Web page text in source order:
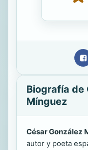
Biografía de
Mínguez
César González
autor y poeta